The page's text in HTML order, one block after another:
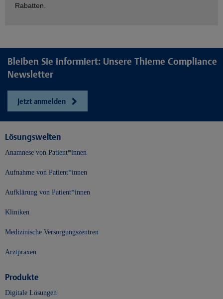
Rabatten.
Bleiben Sie informiert: Unsere Thieme Compliance
Newsletter
Jetzt anmelden
Lösungswelten
Anamnese von Patient*innen
Aufnahme von Patient*innen
Aufklärung von Patient*innen
Kliniken
Medizinische Versorgungszentren
Arztpraxen
Produkte
Digitale Lösungen